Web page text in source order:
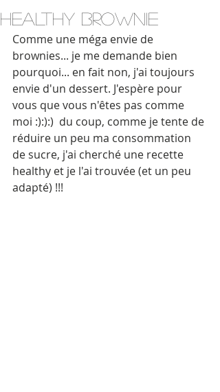
HEALTHY BROWNIE
Comme une méga envie de
brownies... je me demande bien
pourquoi... en fait non, j'ai toujours
envie d'un dessert. J'espère pour
vous que vous n'êtes pas comme
moi :):):)  du coup, comme je tente de
réduire un peu ma consommation
de sucre, j'ai cherché une recette
healthy et je l'ai trouvée (et un peu
adapté) !!!